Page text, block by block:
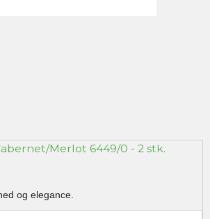
Merlot 6449/0 - 2 stk.
og elegance.